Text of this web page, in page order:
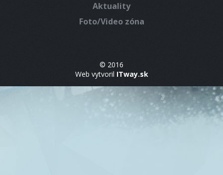
Aktuality
Foto/Video zóna
© 2016
Web vytvoril ITway.sk